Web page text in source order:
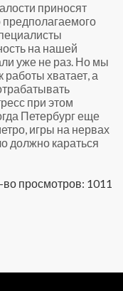
приносят
на нашей
уже не раз. Но мы
работы хватает, а
при этом
Петербург еще
игры на нервах
должно караться
во просмотров: 1011